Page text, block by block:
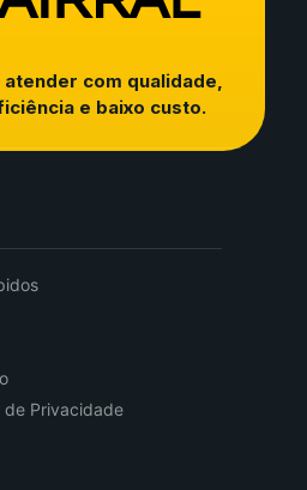
atender com qualidade,
e baixo custo.
de Privacidade